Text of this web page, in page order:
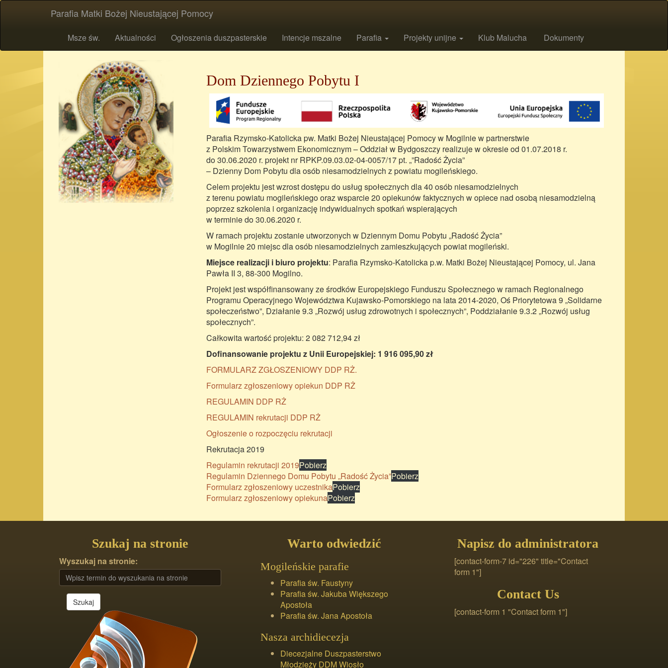
Parafia Matki Bożej Nieustającej Pomocy
Msze św. Aktualności Ogłoszenia duszpasterskie Intencje mszalne Parafia Projekty unijne Klub Malucha Dokumenty
Dom Dziennego Pobytu I
Parafia Rzymsko-Katolicka pw. Matki Bożej Nieustającej Pomocy w Mogilnie w partnerstwie
z Polskim Towarzystwem Ekonomicznym – Oddział w Bydgoszczy realizuje w okresie od 01.07.2018 r.
do 30.06.2020 r. projekt nr RPKP.09.03.02-04-0057/17 pt. „”Radość Życia”
– Dzienny Dom Pobytu dla osób niesamodzielnych z powiatu mogileńskiego.
Celem projektu jest wzrost dostępu do usług społecznych dla 40 osób niesamodzielnych
z terenu powiatu mogileńskiego oraz wsparcie 20 opiekunów faktycznych w opiece nad osobą niesamodzielną
poprzez szkolenia i organizację indywidualnych spotkań wspierających
w terminie do 30.06.2020 r.
W ramach projektu zostanie utworzonych w Dziennym Domu Pobytu „Radość Życia”
w Mogilnie 20 miejsc dla osób niesamodzielnych zamieszkujących powiat mogileński.
Miejsce realizacji i biuro projektu: Parafia Rzymsko-Katolicka p.w. Matki Bożej Nieustającej Pomocy, ul. Jana
Pawła II 3, 88-300 Mogilno.
Projekt jest współfinansowany ze środków Europejskiego Funduszu Społecznego w ramach Regionalnego
Programu Operacyjnego Województwa Kujawsko-Pomorskiego na lata 2014-2020, Oś Priorytetowa 9 „Solidarne
społeczeństwo”, Działanie 9.3 „Rozwój usług zdrowotnych i społecznych”, Poddziałanie 9.3.2 „Rozwój usług
społecznych”.
Całkowita wartość projektu: 2 082 712,94 zł
Dofinansowanie projektu z Unii Europejskiej: 1 916 095,90 zł
FORMULARZ ZGŁOSZENIOWY DDP RŻ.
Formularz zgłoszeniowy opiekun DDP RŻ
REGULAMIN DDP RŻ
REGULAMIN rekrutacji DDP RŻ
Ogłoszenie o rozpoczęciu rekrutacji
Rekrutacja 2019
Regulamin rekrutacji 2019Pobierz
Regulamin Dziennego Domu Pobytu „Radość Życia”Pobierz
Formularz zgłoszeniowy uczestnikaPobierz
Formularz zgłoszeniowy opiekunaPobierz
Szukaj na stronie
Wyszukaj na stronie:
Szukaj
Warto odwiedzić
Mogileńskie parafie
Parafia św. Faustyny
Parafia św. Jakuba Większego
Apostoła
Parafia św. Jana Apostoła
Nasza archidiecezja
Diecezjalne Duszpasterstwo
Młodzieży DDM Wiosło
Napisz do administratora
[contact-form-7 id="226" title="Contact
form 1"]
Contact Us
[contact-form 1 "Contact form 1"]